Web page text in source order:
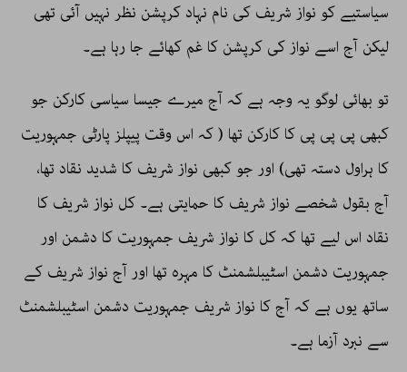
سیاستیے کو نواز شریف کی نام نہاد کرپشن نظر نہیں آئی تھی
لیکن آج اسے نواز کی کرپشن کا غم کھائے جا رہا ہے۔
تو بھائی لوگو یہ وجہ ہے کہ آج میرے جیسا سیاسی کارکن جو
کبھی پی پی پی کا کارکن تھا ( کہ اس وقت پیپلز پارٹی جمہوریت
کا ہراول دستہ تھی) اور جو کبھی نواز شریف کا شدید نقاد تھا،
آج بقول شخصے نواز شریف کا حمایتی ہے۔ کل نواز شریف کا
نقاد اس لیے تھا کہ کل کا نواز شریف جمہوریت کا دشمن اور
جمہوریت دشمن اسٹیبلشمنٹ کا مہرہ تھا اور آج نواز شریف کے
ساتھ یوں ہے کہ آج کا نواز شریف جمہوریت دشمن اسٹیبلشمنٹ
سے نبرد آزما ہے۔